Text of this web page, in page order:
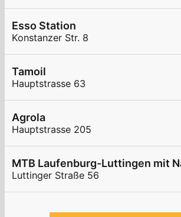
Esso Station
Konstanzer Str. 8
Tamoil
Hauptstrasse 63
Agrola
Hauptstrasse 205
Luttinger Straße 56